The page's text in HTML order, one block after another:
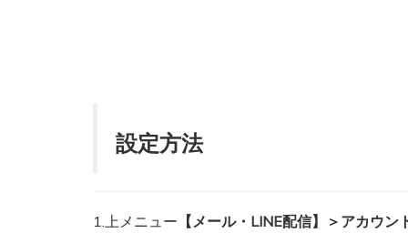
設定方法
1.上メニュー 【メール・LINE配信】＞アカウ